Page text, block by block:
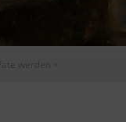
werden »